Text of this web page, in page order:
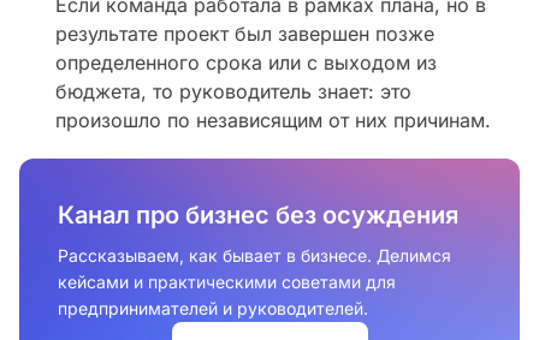
Если команда работала в рамках плана, но в
результате проект был завершен позже
определенного срока или с выходом из
бюджета, то руководитель знает: это
произошло по независящим от них причинам.
Канал про бизнес без осуждения
Рассказываем, как бывает в бизнесе. Делимся
кейсами и практическими советами для
предпринимателей и руководителей.